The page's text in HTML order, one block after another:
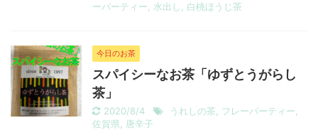
ーバーティー
水出し 白桃ほうじ茶
今日のお茶
スパイシーなお茶「ゆずとうがらし
茶」
2020/8/4 うれしの茶 フレーバーティー
佐賀県
唐辛子